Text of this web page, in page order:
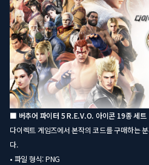
■ 버추어 파이터 5 R.E.V.O. 아이콘 19종 세트
다이렉트 게임즈에서 본작의 코드를 구매하는
다.
• 파일 형식: PNG